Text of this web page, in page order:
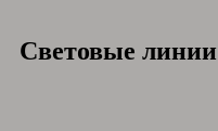
Световые линии